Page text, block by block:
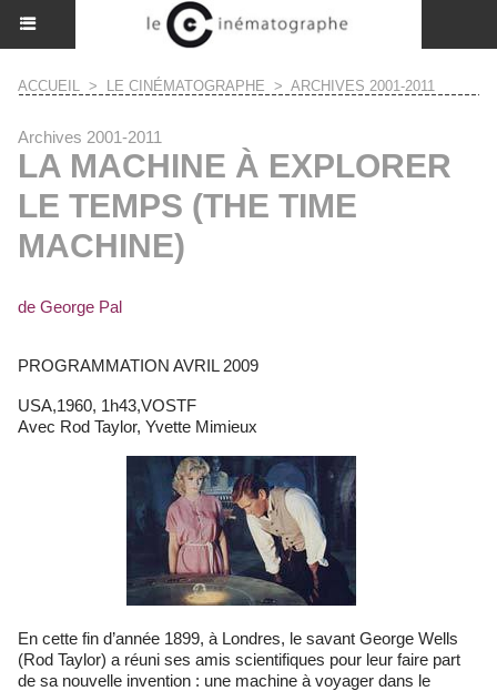
ACCUEIL > LE CINÉMATOGRAPHE > ARCHIVES 2001-2011
Archives 2001-2011
LA MACHINE À EXPLORER
LE TEMPS (THE TIME
MACHINE)
de George Pal
PROGRAMMATION AVRIL 2009
USA,1960, 1h43,VOSTF
Avec Rod Taylor, Yvette Mimieux
En cette fin d’année 1899, à Londres, le savant George Wells
(Rod Taylor) a réuni ses amis scientifiques pour leur faire part
de sa nouvelle invention : une machine à voyager dans le